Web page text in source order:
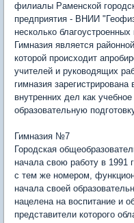
филиалы Раменской
предприятия - ВНИИ
несколько
Гимназия является
которой происходит
учителей и руководящих
гимназия
внутренних дел как
образовательную
Гимназия №7
Городская
начала свою работу в 1991
с тем же номером,
начала своей
нацелена на воспитание и
представители которого